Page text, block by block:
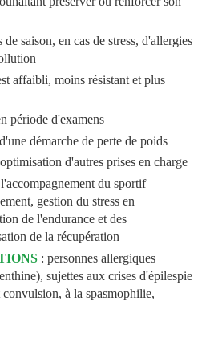
saison, en cas de stress, d'allergies
affaibli, moins résistant et plus
période d'examens
démarche de perte de poids
d'autres prises en charge
du sportif
gestion du stress en
de l'endurance et des
de la récupération
: personnes allergiques
sujettes aux crises d'épilespie
convulsion, à la spasmophilie,